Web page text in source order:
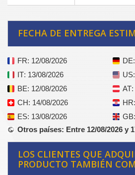
FECHA DE ENTREGA
FR: 12/08/2026 DE
IT: 13/08/2026 US
BE: 12/08/2026 AT:
CH: 14/08/2026 HR
ES: 13/08/2026 GB
Otros países: Entre 12/08/2026 y
LOS CLIENTES QUE
PRODUCTO TAMBIÉN